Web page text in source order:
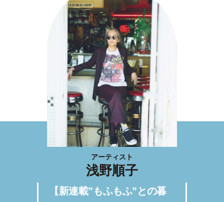
アーティスト
浅野順子
【新連載”もふもふ”との暮